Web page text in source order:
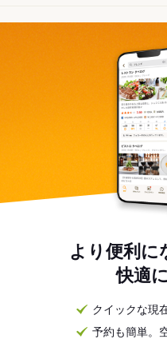
より便利に
快適
クイックな現
予約も簡単。